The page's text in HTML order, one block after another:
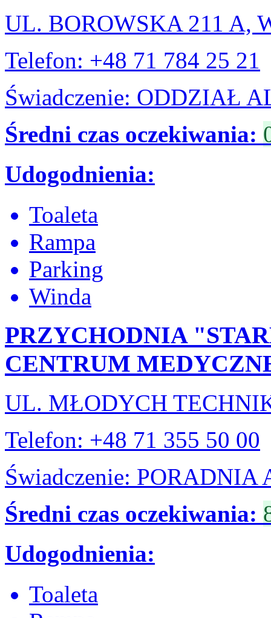
UL. BOROWSKA 211 A,
Telefon: +48 71 784 25 21
Świadczenie: ODDZIAŁ
Średni czas oczekiwania:
Udogodnienia:
Toaleta
Rampa
Parking
Winda
PRZYCHODNIA
CENTRUM
UL. MŁODYCH
Telefon: +48 71 355 50 00
Świadczenie:
Średni czas oczekiwania:
Udogodnienia:
Toaleta